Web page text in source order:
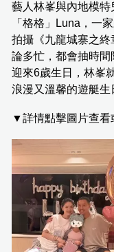
藝人林峯與內地模
「格格」Luna，一
拍攝《九龍城寨之
論多忙，都會抽時
迎來6歲生日，林峯
浪漫又溫馨的遊艇生
▼詳情點擊圖片查看